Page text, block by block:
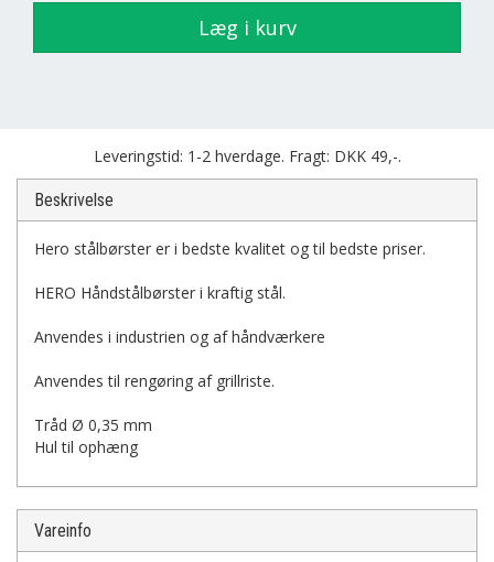
Læg i kurv
Leveringstid: 1-2 hverdage. Fragt: DKK 49,-.
Beskrivelse
Hero stålbørster er i bedste kvalitet og til bedste priser.
HERO Håndstålbørster i kraftig stål.
Anvendes i industrien og af håndværkere
Anvendes til rengøring af grillriste.
Tråd Ø 0,35 mm
Hul til ophæng
Vareinfo